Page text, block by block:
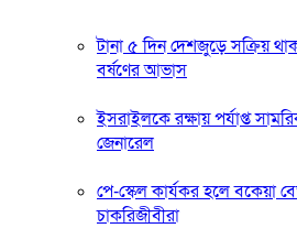
টানা ৫ দিন দেশজুড়ে সক্রিয়
বর্ষণের আভাস
ইসরাইলকে রক্ষায় পর্যাপ্ত
জেনারেল
পে-স্কেল কার্যকর হলে বকেয়া
চাকরিজীবীরা